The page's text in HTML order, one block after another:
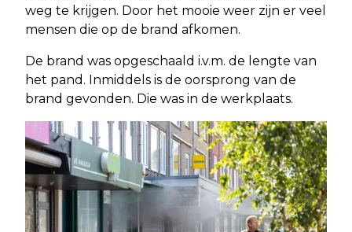
weg te krijgen. Door het mooie weer zijn er veel
mensen die op de brand afkomen.
De brand was opgeschaald i.v.m. de lengte van
het pand. Inmiddels is de oorsprong van de
brand gevonden. Die was in de werkplaats.